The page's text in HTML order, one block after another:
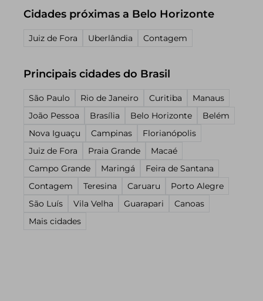
Cidades próximas a Belo Horizonte
Juiz de Fora Uberlândia Contagem
Principais cidades do Brasil
São Paulo Rio de Janeiro Curitiba
Manaus
João Pessoa
Brasília Belo Horizonte
Belém
Nova Iguaçu
Campinas
Florianópolis
Juiz de Fora
Praia Grande
Macaé
Campo Grande
Maringá
Feira de Santana
Contagem
Teresina Caruaru
Porto Alegre
São Luís
Vila Velha Guarapari
Canoas
Mais cidades